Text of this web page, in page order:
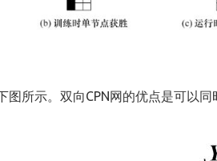
图所示。双向CPN网的优点是可以